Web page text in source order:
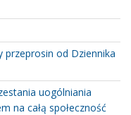
przeprosin od Dziennika
uogólniania
na całą społeczność